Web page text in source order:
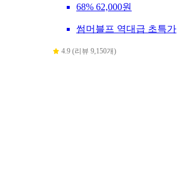
68% 62,000원
썸머블프 역대급 초특가
4.9 (리뷰 9,150개)